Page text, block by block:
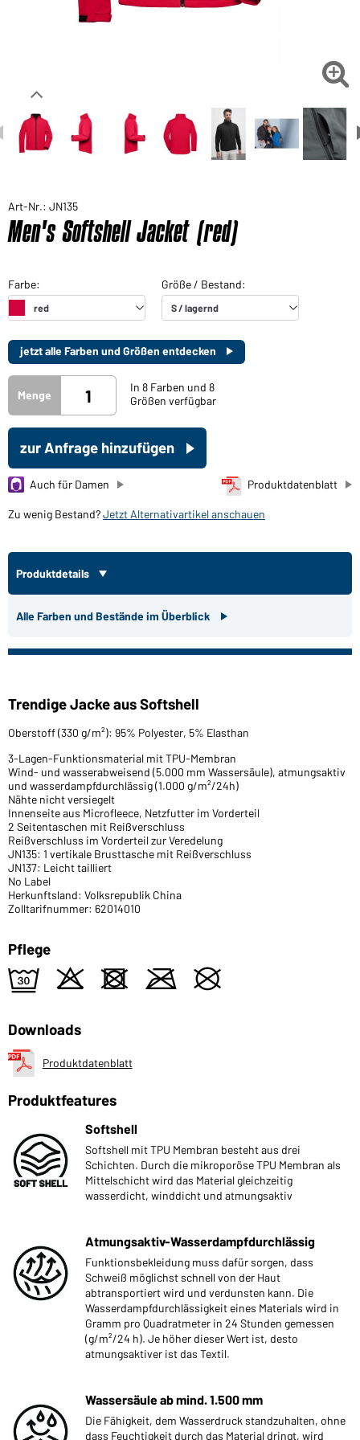

Art-Nr.: JN135
Men's Softshell Jacket (red)
jetzt alle Farben und Größen entdecken
Menge
In 8 Farben und 8
Größen verfügbar
zur Anfrage hinzufügen
Produktdatenblatt
Auch für Damen
Zu wenig Bestand?Jetzt Alternativartikel anschauen
Produktdetails
Alle Farben und Bestände im Überblick
Trendige Jacke aus Softshell
Oberstoff (330 g/m²): 95% Polyester, 5% Elasthan
3-Lagen-Funktionsmaterial mit TPU-Membran
Wind- und wasserabweisend (5.000 mm Wassersäule), atmungsaktiv
und wasserdampfdurchlässig (1.000 g/m²/24h)
Nähte nicht versiegelt
Innenseite aus Microfleece, Netzfutter im Vorderteil
2 Seitentaschen mit Reißverschluss
Reißverschluss im Vorderteil zur Veredelung
JN135: 1 vertikale Brusttasche mit Reißverschluss
JN137: Leicht tailliert
No Label
Herkunftsland: Volksrepublik China
Zolltarifnummer: 62014010
Pflege
e o d m U
Downloads
Produktdatenblatt
Produktfeatures
Softshell
Softshell mit TPU Membran besteht aus drei
Schichten. Durch die mikroporöse TPU Membran als
Mittelschicht wird das Material gleichzeitig
wasserdicht, winddicht und atmungsaktiv
Atmungsaktiv-Wasserdampfdurchlässig
Funktionsbekleidung muss dafür sorgen, dass
Schweiß möglichst schnell von der Haut
abtransportiert wird und verdunsten kann. Die
Wasserdampfdurchlässigkeit eines Materials wird in
Gramm pro Quadratmeter in 24 Stunden gemessen
(g/m²/24 h). Je höher dieser Wert ist, desto
atmungsaktiver ist das Textil.
Wassersäule ab mind. 1.500 mm
Die Fähigkeit, dem Wasserdruck standzuhalten, ohne
dass Feuchtigkeit durch das Material dringt, wird